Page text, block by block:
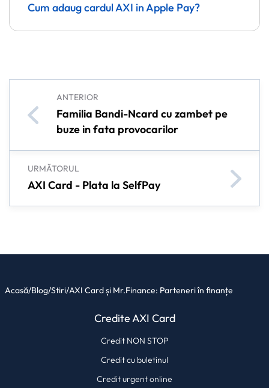
Cum adaug cardul AXI in Apple Pay?
ANTERIOR
Familia Bandi-Ncard cu zambet pe
buze in fata provocarilor
URMĂTORUL
AXI Card - Plata la SelfPay
Acasă/Blog/Stiri/AXI Card și Mr.Finance: Parteneri în finanțe
Credite AXI Card
Credit NON STOP
Credit cu buletinul
Credit urgent online